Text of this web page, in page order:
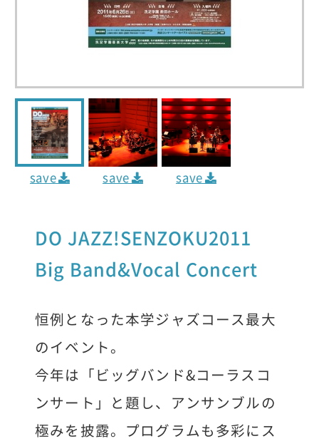
save save save
DO JAZZ!SENZOKU2011
Big Band&Vocal Concert
恒例となった本学ジャズコース最大
のイベント。
今年は「ビッグバンド&コーラスコ
ンサート」と題し、アンサンブルの
極みを披露。プログラムも多彩にス